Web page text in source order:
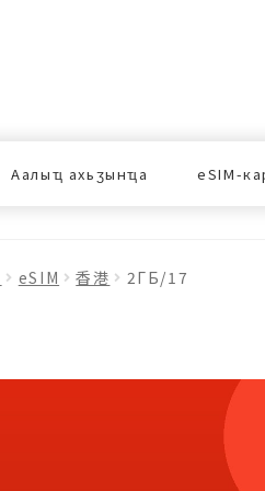
Аалыҵ ахьӡынҵа eSIM-
еSIM 香港 2ГБ/17